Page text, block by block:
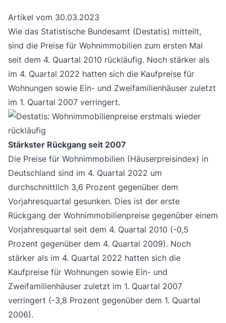
Artikel vom 30.03.2023
Wie das Statistische Bundesamt (Destatis) mitteilt,
sind die Preise für Wohnimmobilien zum ersten Mal
seit dem 4. Quartal 2010 rückläufig. Noch stärker als
im 4. Quartal 2022 hatten sich die Kaufpreise für
Wohnungen sowie Ein- und Zweifamilienhäuser zuletzt
im 1. Quartal 2007 verringert.
Stärkster Rückgang seit 2007
Die Preise für Wohnimmobilien (Häuserpreisindex) in
Deutschland sind im 4. Quartal 2022 um
durchschnittlich 3,6 Prozent gegenüber dem
Vorjahresquartal gesunken. Dies ist der erste
Rückgang der Wohnimmobilienpreise gegenüber einem
Vorjahresquartal seit dem 4. Quartal 2010 (-0,5
Prozent gegenüber dem 4. Quartal 2009). Noch
stärker als im 4. Quartal 2022 hatten sich die
Kaufpreise für Wohnungen sowie Ein- und
Zweifamilienhäuser zuletzt im 1. Quartal 2007
verringert (-3,8 Prozent gegenüber dem 1. Quartal
2006).